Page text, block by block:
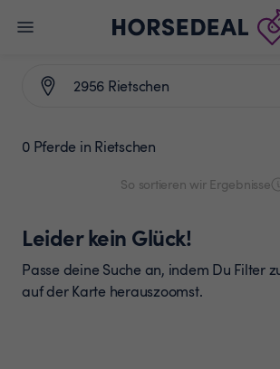
0 Pferde in Rietschen
So sortieren wir Ergebnisse
Leider kein Glück!
Passe deine Suche an, indem Du Filter
auf der Karte herauszoomst.